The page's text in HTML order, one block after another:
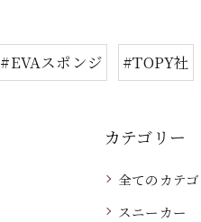
#EVAスポンジ #TOPY社
カテゴリー
全てのカテ
スニーカー